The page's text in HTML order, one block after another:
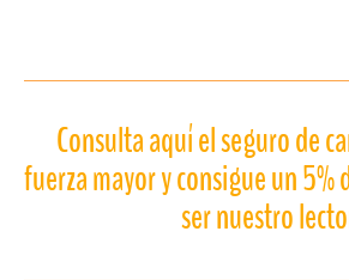
Consulta aquí el seguro de
fuerza mayor y consigue un 5%
ser nuestro